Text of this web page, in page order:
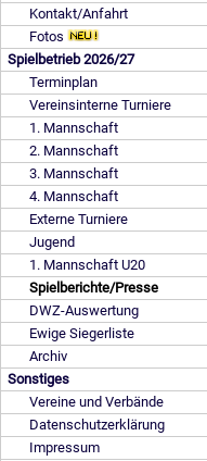
Kontakt/Anfahrt
Fotos
Spielbetrieb 2026/27
Terminplan
Vereinsinterne Turniere
1. Mannschaft
2. Mannschaft
3. Mannschaft
4. Mannschaft
Externe Turniere
Jugend
1. Mannschaft U20
Spielberichte/Presse
DWZ-Auswertung
Ewige Siegerliste
Archiv
Sonstiges
Vereine und Verbände
Datenschutzerklärung
Impressum